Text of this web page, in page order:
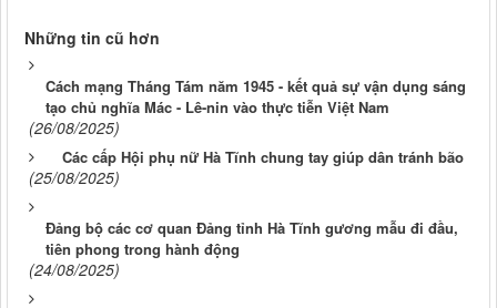
Những tin cũ hơn
Cách mạng Tháng Tám năm 1945 - kết quả sự vận dụng sáng
tạo chủ nghĩa Mác - Lê-nin vào thực tiễn Việt Nam
(26/08/2025)
Các cấp Hội phụ nữ Hà Tĩnh chung tay giúp dân tránh bão
(25/08/2025)
Đảng bộ các cơ quan Đảng tỉnh Hà Tĩnh gương mẫu đi đầu,
tiên phong trong hành động
(24/08/2025)